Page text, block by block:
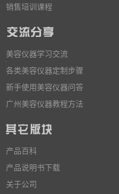
销售培训课程
美容仪器学习交流
各类美容仪器定制步骤
新手使用美容仪器问答
广州美容仪器教程方法
产品百科
产品说明书下载
关于公司